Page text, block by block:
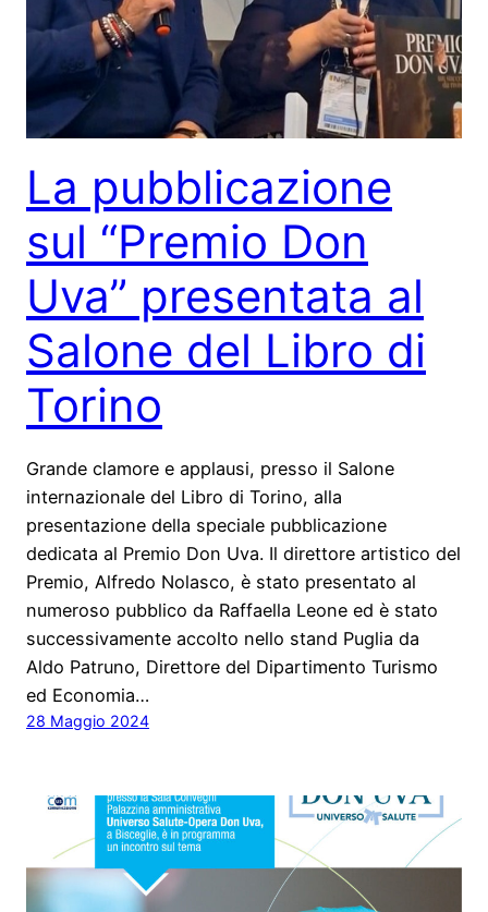
La pubblicazione
sul “Premio Don
Uva” presentata al
Salone del Libro di
Torino
Grande clamore e applausi, presso il Salone
internazionale del Libro di Torino, alla
presentazione della speciale pubblicazione
dedicata al Premio Don Uva. Il direttore artistico del
Premio, Alfredo Nolasco, è stato presentato al
numeroso pubblico da Raffaella Leone ed è stato
successivamente accolto nello stand Puglia da
Aldo Patruno, Direttore del Dipartimento Turismo
ed Economia…
28 Maggio 2024